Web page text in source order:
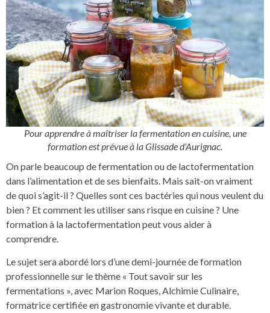
Pour apprendre à maîtriser la fermentation en cuisine, une
formation est prévue à la Glissade d'Aurignac.
On parle beaucoup de fermentation ou de lactofermentation
dans l’alimentation et de ses bienfaits. Mais sait-on vraiment
de quoi s’agit-il ? Quelles sont ces bactéries qui nous veulent du
bien ? Et comment les utiliser sans risque en cuisine ? Une
formation à la lactofermentation peut vous aider à
comprendre.
Le sujet sera abordé lors d’une demi-journée de formation
professionnelle sur le thème « Tout savoir sur les
fermentations », avec Marion Roques, Alchimie Culinaire,
formatrice certifiée en gastronomie vivante et durable.